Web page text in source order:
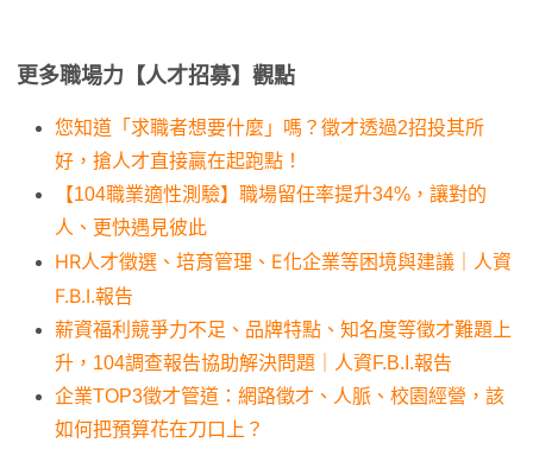
更多職場力【人才招募】觀點
您知道「求職者想要什麼」嗎？徵才透過2招投其所
好，搶人才直接贏在起跑點！
【104職業適性測驗】職場留任率提升34%，讓對的
人、更快遇見彼此
HR人才徵選、培育管理、E化企業等困境與建議｜人資
F.B.I.報告
薪資福利競爭力不足、品牌特點、知名度等徵才難題上
升，104調查報告協助解決問題｜人資F.B.I.報告
企業TOP3徵才管道：網路徵才、人脈、校園經營，該
如何把預算花在刀口上？